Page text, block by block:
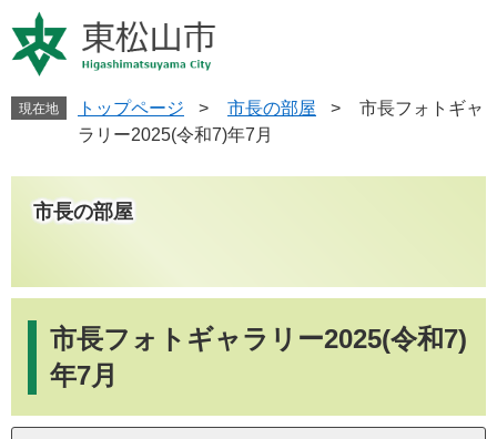
ー
ジ
す
ニ
ュ
し
現在地 トップページ > 市長の部屋 >
市長フォトギャ
ラリー2025(令和7)年7月
市長の部屋
市長フォトギャラリー2025(令和7)
年7月